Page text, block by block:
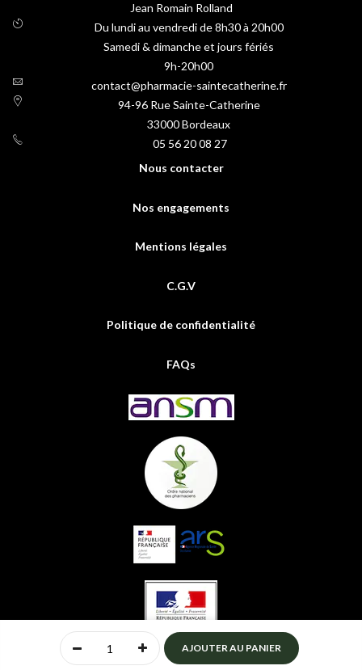
Jean Romain Rolland
Du lundi au vendredi de 8h30 à 20h00
Samedi & dimanche et jours fériés
9h-20h00
contact@pharmacie-saintecatherine.fr
94-96 Rue Sainte-Catherine
33000Bordeaux
05 56 20 08 27
Nous contacter
Nos engagements
Mentions légales
C.G.V
Politique de confidentialité
FAQs
Compte Mon panier
AJOUTER AU PANIER